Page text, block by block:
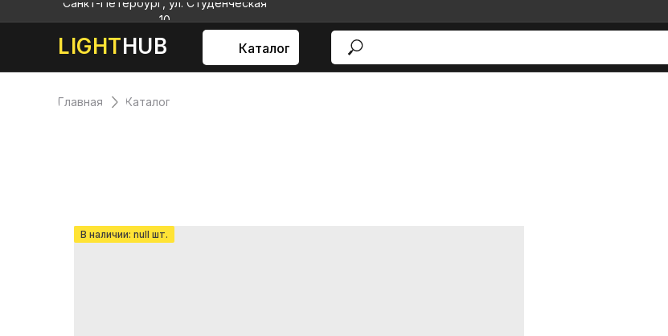
LIGHTHUB
Санкт-Петербург, ул. Студенческая
10
Каталог
Каталог
Главная